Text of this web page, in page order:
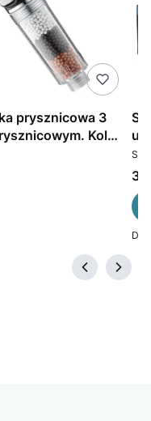
prysznicowa 3
Kolor